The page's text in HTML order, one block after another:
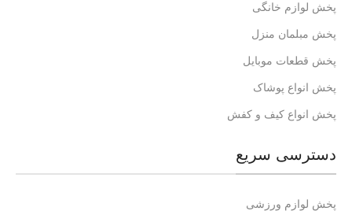
پخش لوازم خانگی
پخش مبلمان منزل
پخش قطعات موبایل
پخش انواع پوشاک
پخش انواع کیف و کفش
دسترسی سریع
پخش لوازم ورزشی